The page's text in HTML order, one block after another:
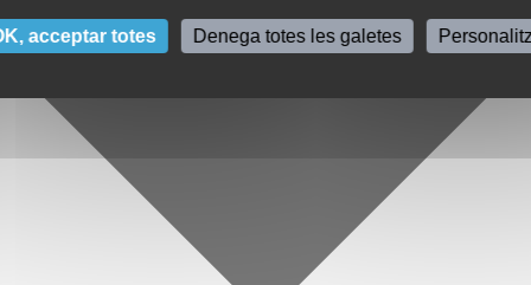
acceptar totes Denega totes les galetes